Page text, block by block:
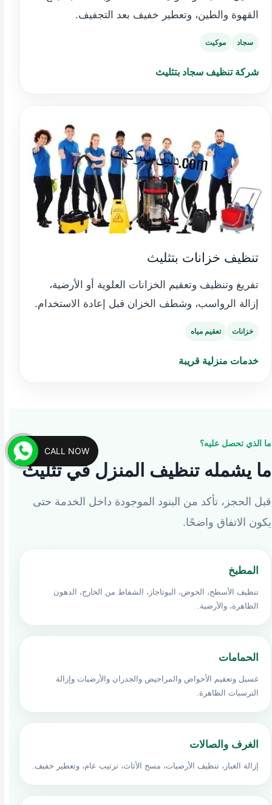
القهوة والطين، وتعطير خفيف بعد التجفيف.
سجاد موكيت
شركة تنظيف سجاد بتثليث
تنظيف خزانات بتثليث
تفريغ وتنظيف وتعقيم الخزانات العلوية أو الأرضية،
إزالة الرواسب، وشطف الخزان قبل إعادة الاستخدام.
خزانات تعقيم مياه
خدمات منزلية قريبة
ما الذي تحصل عليه؟
ما يشمله تنظيف المنزل في تثليث
قبل الحجز، تأكد من البنود الموجودة داخل الخدمة حتى
يكون الاتفاق واضحًا.
المطبخ
تنظيف الأسطح، الحوض، البوتاجاز، الشفاط من الخارج، الدهون
الظاهرة، والأرضية.
الحمامات
غسيل وتعقيم الأحواض والمراحيض والجدران والأرضيات وإزالة
الترسبات الظاهرة.
الغرف والصالات
إزالة الغبار، تنظيف الأرضيات، مسح الأثاث، ترتيب عام، وتعطير خفيف.
CALL NOW